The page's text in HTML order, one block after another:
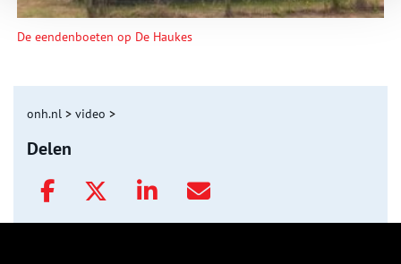
De eendenboeten op De Haukes
onh.nl > video >
Delen